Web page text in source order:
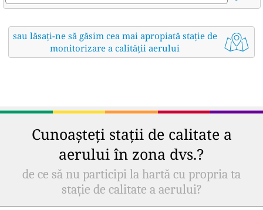
sau lăsați-ne să găsim cea mai apropiată stație de
monitorizare a calității aerului
Cunoașteți stații de calitate a
aerului în zona dvs.?
de ce să nu participi la hartă cu propria ta
stație de calitate a aerului?